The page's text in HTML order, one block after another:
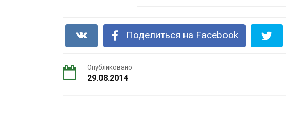
Поделиться на Facebook
Опубликовано
29.08.2014